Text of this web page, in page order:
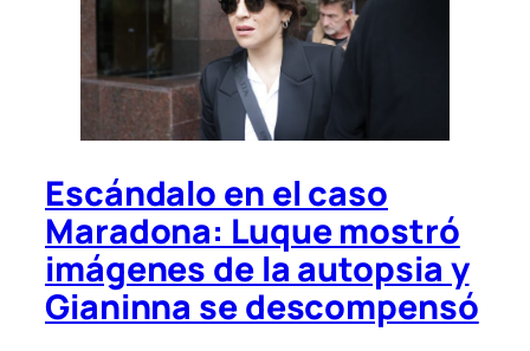
Escándalo en el caso
Maradona: Luque mostró
imágenes de la autopsia y
Gianinna se descompensó